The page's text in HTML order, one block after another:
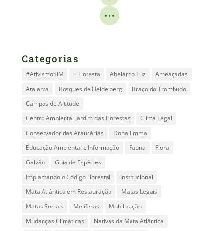
Categorias
#AtivismoSIM + Floresta Abelardo Luz
Ameaçadas
Atalanta
Bosques de Heidelberg
Braço do Trombudo
Campos de Altitude
Centro Ambiental Jardim das Florestas
Clima Legal
Conservador das Araucárias
Dona Emma
Educação Ambiental e Informação
Fauna
Flora
Galvão
Guia de Espécies
Implantando o Código Florestal
Institucional
Mata Atlântica em Restauração
Matas Legais
Matas Sociais
Melíferas
Mobilização
Mudanças Climáticas
Nativas da Mata Atlântica